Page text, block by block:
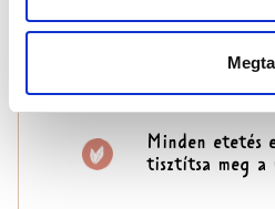
Ügyeljen arra,
a betéteket
3-szor vagy
szoptatás után
Minden etetés
tisztítsa meg a